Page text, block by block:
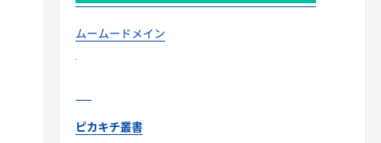
ムームードメイン
ピカキチ叢書